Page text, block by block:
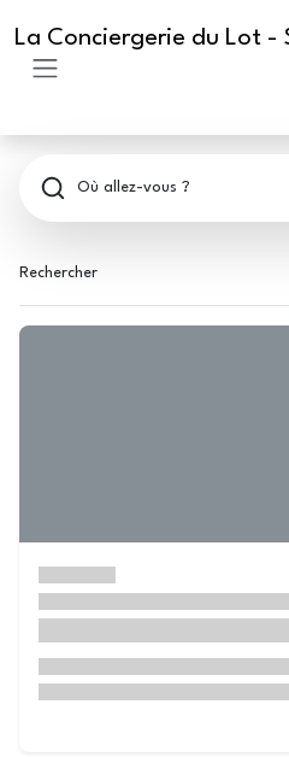
La Conciergerie du Lot -
Où allez-vous ?
Rechercher